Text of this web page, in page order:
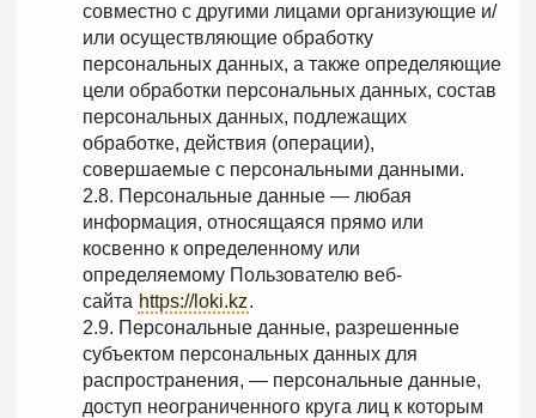
совместно с другими лицами организующие и/
или осуществляющие обработку
персональных данных, а также определяющие
цели обработки персональных данных, состав
персональных данных, подлежащих
обработке, действия (операции),
совершаемые с персональными данными.
2.8. Персональные данные — любая
информация, относящаяся прямо или
косвенно к определенному или
определяемому Пользователю веб-
сайта https://loki.kz.
2.9. Персональные данные, разрешенные
субъектом персональных данных для
распространения, — персональные данные,
доступ неограниченного круга лиц к которым